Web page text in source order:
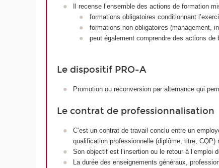
Il recense l’ensemble des actions de formation
formations obligatoires conditionnant
formations non obligatoires (management,
peut également comprendre des actions de
Le dispositif PRO-A
Promotion ou reconversion par alternance qui
Le contrat de professionnalisation
C’est un contrat de travail conclu entre un
qualification professionnelle (diplôme, titre, CQP)
Son objectif est l’insertion ou le retour à l’emploi
La durée des enseignements généraux,